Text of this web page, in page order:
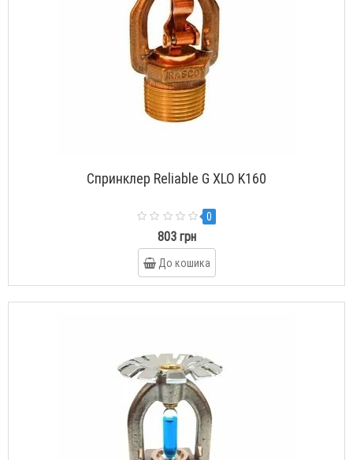
Спринклер Reliable G XLO K160
0
803 грн
До кошика